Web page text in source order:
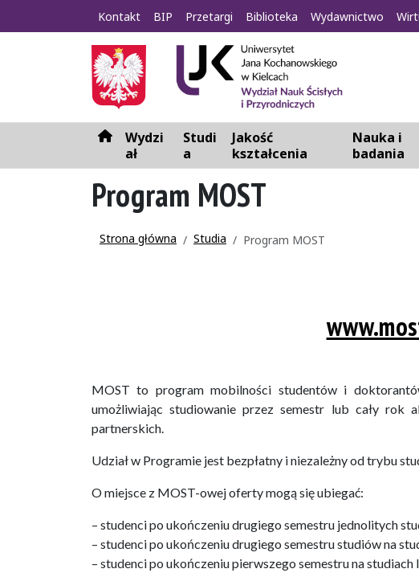
Kontakt BIP Przetargi Biblioteka Wydawnictwo
H
m
e
Wydzi
ał
Studi
a
Jakość
kształcenia
Nauka i
badania
Program MOST
Strona główna Studia Program MOST
MOST to program mobilności studentów i
umożliwiając studiowanie przez semestr lub cały rok
partnerskich.
Udział w Programie jest bezpłatny i niezależny od trybu
O miejsce z MOST-owej oferty mogą się ubiegać:
– studenci po ukończeniu drugiego semestru jednolitych
– studenci po ukończeniu drugiego semestru studiów na
– studenci po ukończeniu pierwszego semestru na studiach